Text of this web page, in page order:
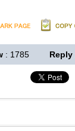
: 1785 Reply